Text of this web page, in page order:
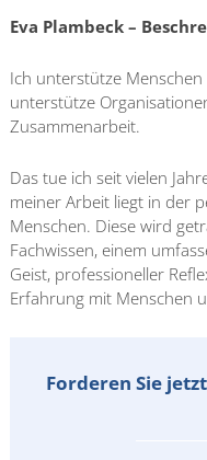
Eva Plambeck –
Ich unterstütze
unterstütze
Zusammenarbeit.
Das tue ich seit vielen
meiner Arbeit liegt in der
Menschen. Diese wird
Fachwissen, einem
Geist, professioneller
Erfahrung mit Menschen
Forderen Sie